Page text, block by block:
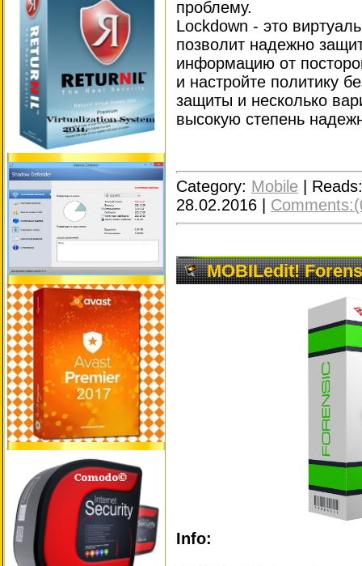
проблему.
Lockdown - это
позволит надежно
информацию от
и настройте политику
защиты и несколько
высокую степень
Category: Mobile
Reads:
28.02.2016
MOBILedit!
Info: